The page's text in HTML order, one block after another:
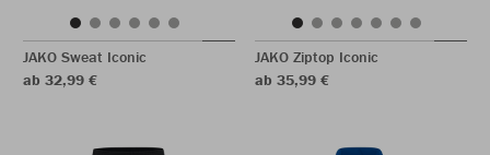
JAKO Sweat Iconic
ab 32,99 €
JAKO Ziptop Iconic
ab 35,99 €